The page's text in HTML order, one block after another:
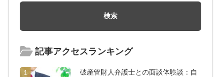
記事アクセスランキング
1
破産管財人弁護士との面談体験談：自